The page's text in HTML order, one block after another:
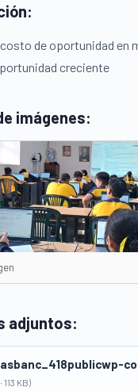
de oportunidad en
creciente
imágenes:
adjuntos:
113 KB)